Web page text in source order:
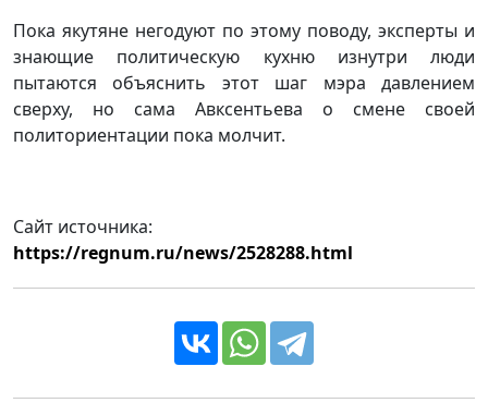
Пока якутяне негодуют по этому поводу, эксперты и
знающие политическую кухню изнутри люди
пытаются объяснить этот шаг мэра давлением
сверху, но сама Авксентьева о смене своей
политориентации пока молчит.
Сайт источника:
https://regnum.ru/news/2528288.html